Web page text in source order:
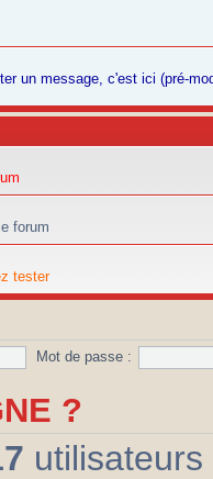
un message, c'est ici (pré-
forum
tester
Mot de passe :
?